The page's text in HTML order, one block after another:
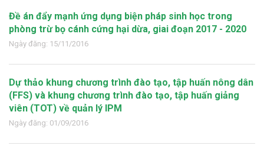
Đề án đẩy mạnh ứng dụng biện pháp sinh học trong
phòng trừ bọ cánh cứng hại dừa, giai đoạn 2017 - 2020
Ngày đăng: 15/11/2016
Dự thảo khung chương trình đào tạo, tập huấn nông dân
(FFS) và khung chương trình đào tạo, tập huấn giảng
viên (TOT) về quản lý IPM
Ngày đăng: 01/09/2016